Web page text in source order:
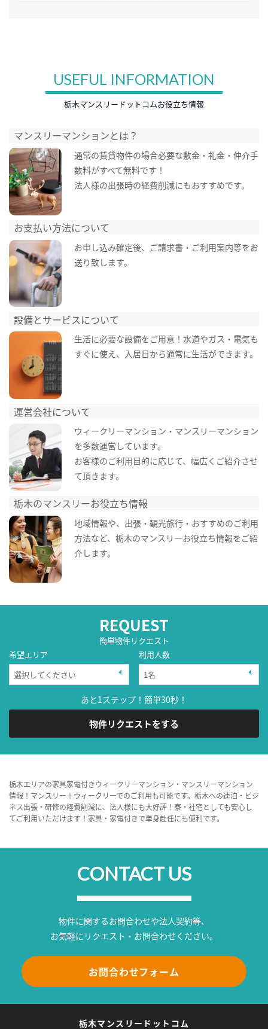
USEFUL INFORMATION
栃木マンスリードットコムお役立ち情報
マンスリーマンションとは？
通常の賃貸物件の場合必要な敷金・礼金・仲介手
数料がすべて無料です！
法人様の出張時の経費削減にもおすすめです。
お支払い方法について
お申し込み確定後、ご請求書・ご利用案内等をお
送り致します。
設備とサービスについて
生活に必要な設備をご用意！水道やガス・電気も
すぐに使え、入居日から通常に生活ができます。
運営会社について
ウィークリーマンション・マンスリーマンション
を多数運営しています。
お客様のご利用目的に応じて、幅広くご紹介させ
て頂きます。
栃木のマンスリーお役立ち情報
地域情報や、出張・観光旅行・おすすめのご利用
方法など、栃木のマンスリーお役立ち情報をご紹
介します。
REQUEST
簡単物件リクエスト
希望エリア
利用人数
あと1ステップ！簡単30秒！
物件リクエストをする
栃木エリアの家具家電付きウィークリーマンション・マンスリーマンション
情報！マンスリー＋ウィークリーでのご利用も可能です。栃木への連泊・ビジ
ネス出張・研修の経費削減に、法人様にも大好評！寮・社宅としても安心し
てご利用いただけます！家具・家電付きで単身赴任にも便利です。
CONTACT US
物件に関するお問合わせや法人契約等、
お気軽にリクエスト・お問合わせください。
お問合わせフォーム
栃木マンスリードットコム